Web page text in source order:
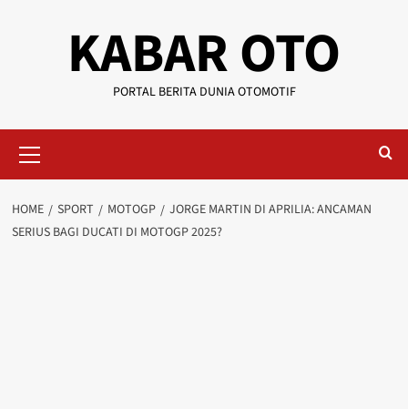
KABAR OTO
PORTAL BERITA DUNIA OTOMOTIF
HOME SPORT MOTOGP
JORGE MARTIN DI APRILIA: ANCAMAN
SERIUS BAGI DUCATI DI MOTOGP 2025?